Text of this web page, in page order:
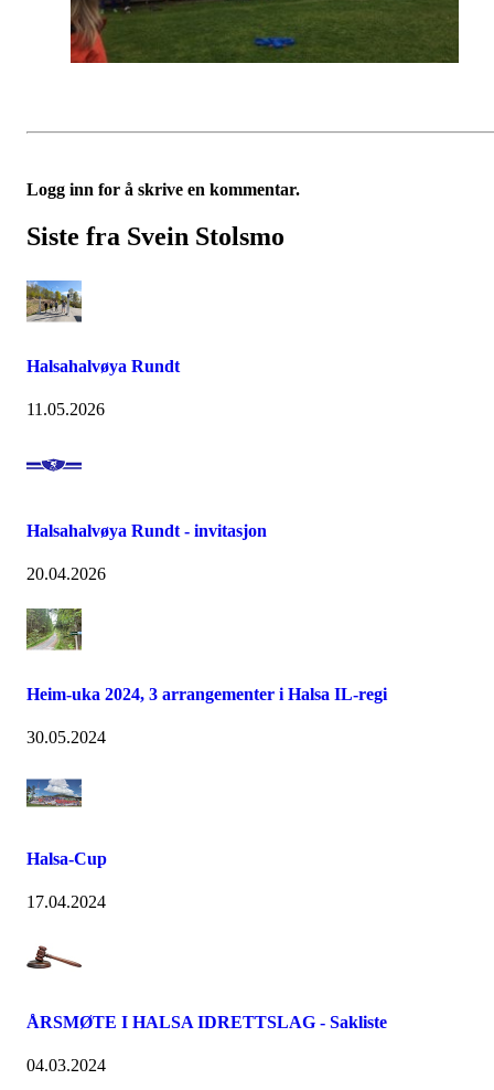
Logg inn for å skrive en kommentar.
Siste fra Svein Stolsmo
Halsahalvøya Rundt
11.05.2026
Halsahalvøya Rundt - invitasjon
20.04.2026
Heim-uka 2024, 3 arrangementer i Halsa IL-regi
30.05.2024
Halsa-Cup
17.04.2024
ÅRSMØTE I HALSA IDRETTSLAG - Sakliste
04.03.2024